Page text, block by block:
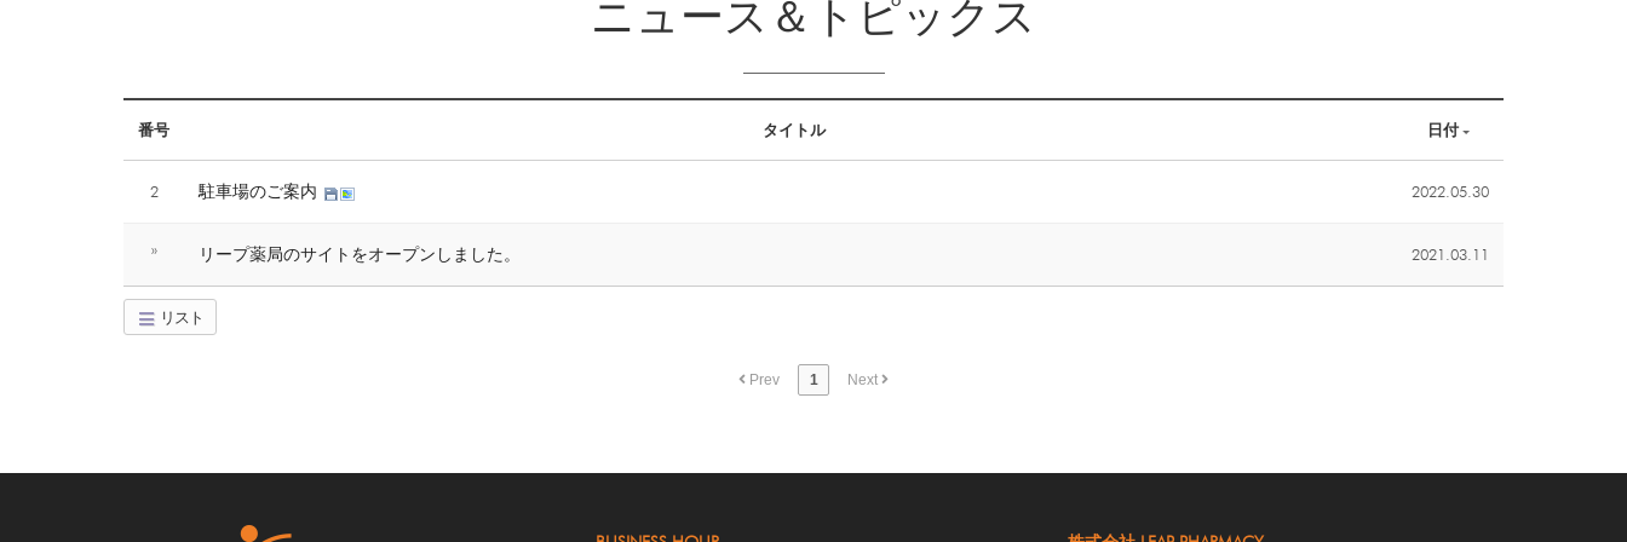
ニュース＆トピックス
番号 タイトル 日付
2 駐車場のご案内 2022.05.30
» リープ薬局のサイトをオープンしました。 2021.03.11
リスト
Prev 1 Next